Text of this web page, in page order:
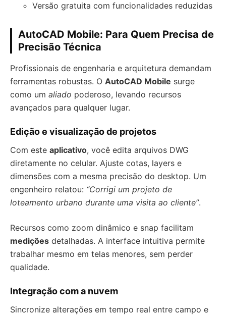
Versão gratuita com funcionalidades reduzidas
AutoCAD Mobile: Para Quem Precisa de
Precisão Técnica
Profissionais de engenharia e arquitetura demandam
ferramentas robustas. O AutoCAD Mobile surge
como um aliado poderoso, levando recursos
avançados para qualquer lugar.
Edição e visualização de projetos
Com este aplicativo, você edita arquivos DWG
diretamente no celular. Ajuste cotas, layers e
dimensões com a mesma precisão do desktop. Um
engenheiro relatou: “Corrigi um projeto de
loteamento urbano durante uma visita ao cliente”.
Recursos como zoom dinâmico e snap facilitam
medições detalhadas. A interface intuitiva permite
trabalhar mesmo em telas menores, sem perder
qualidade.
Integração com a nuvem
Sincronize alterações em tempo real entre campo e